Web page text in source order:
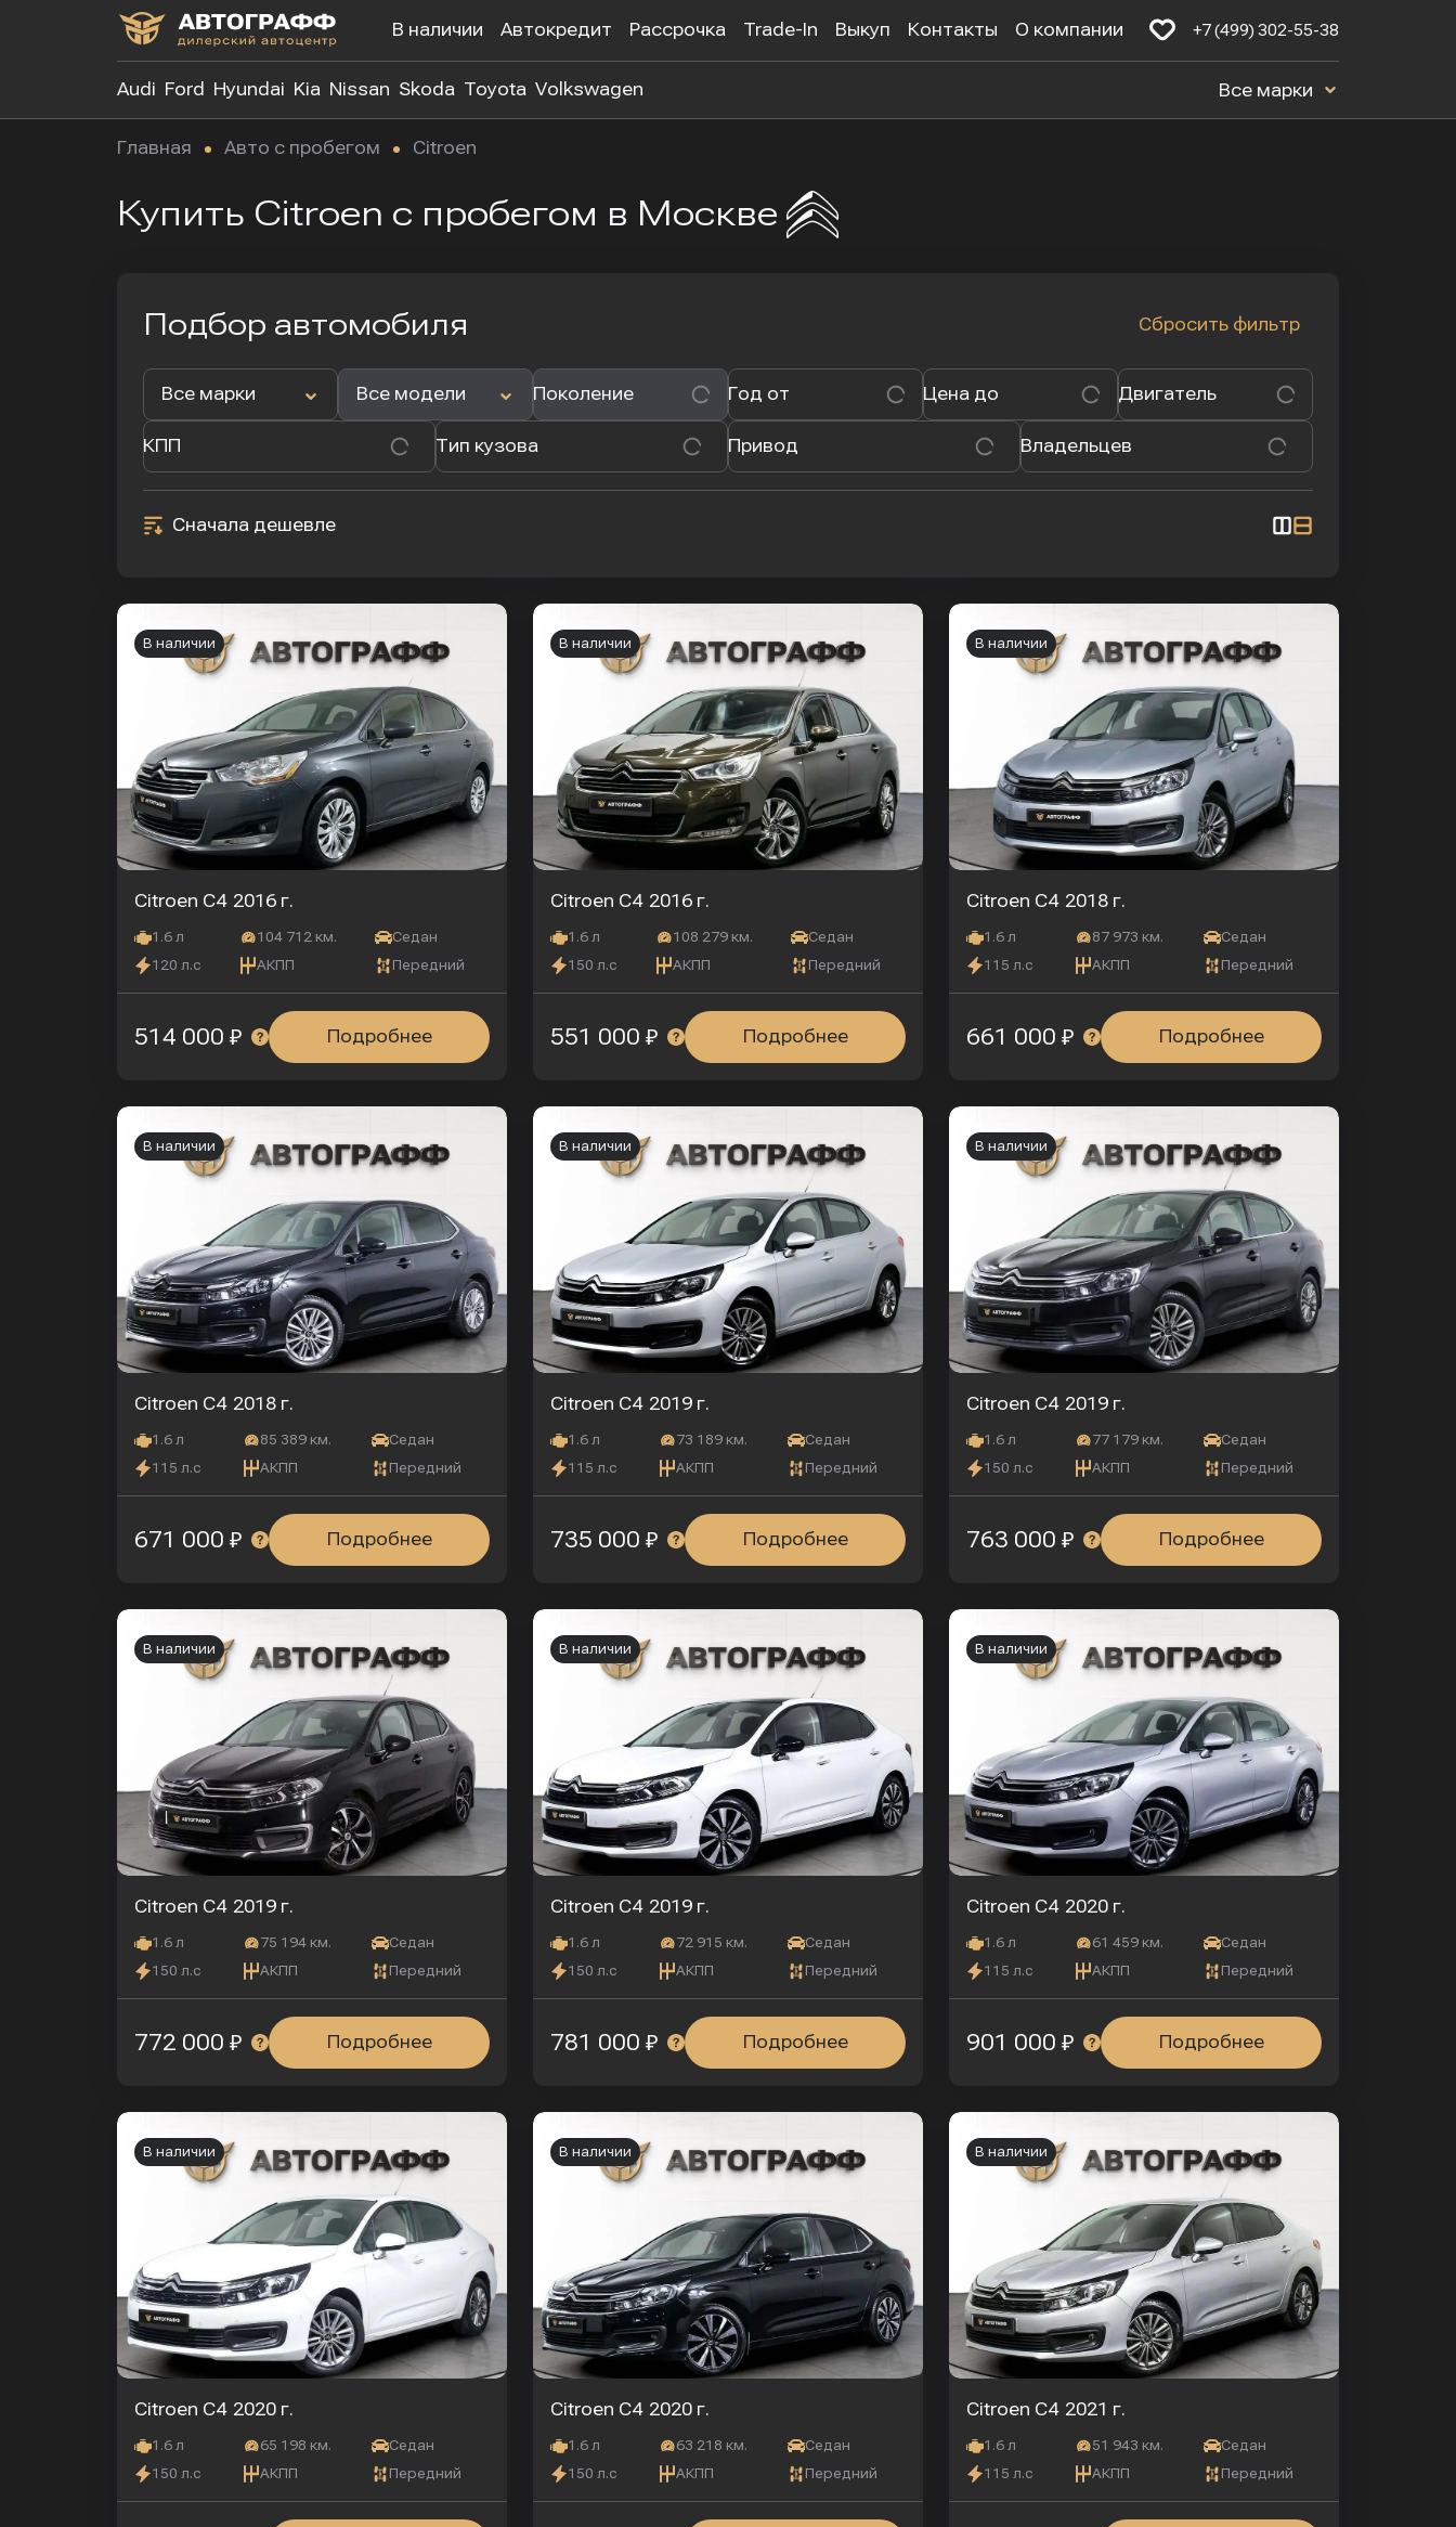
В наличии Автокредит Рассрочка Trade-In Выкуп Контакты О компании +7 (499) 302-55-38
Audi Ford Hyundai Kia Nissan Skoda Toyota Volkswagen Все марки
Главная Авто с пробегом Citroen
Купить Citroen с пробегом в Москве
Подбор автомобиля Сбросить фильтр
Все марки Все модели Поколение Год от Цена до Двигатель
КПП Тип кузова Привод Владельцев
Сначала дешевле
Citroen C4 2016 г.
1.6 л 104 712 км.
Седан
120 л.с
АКПП Передний
В наличии
Подробнее
514 000 ₽
Citroen C4 2016 г.
1.6 л 108 279 км.
Седан
150 л.с
АКПП Передний
В наличии
Подробнее
551 000 ₽
Citroen C4 2018 г.
1.6 л 87 973 км.
Седан
115 л.с
АКПП Передний
В наличии
Подробнее
661 000 ₽
Citroen C4 2018 г.
1.6 л 85 389 км.
Седан
115 л.с
АКПП Передний
В наличии
Подробнее
671 000 ₽
Citroen C4 2019 г.
1.6 л 73 189 км.
Седан
115 л.с
АКПП Передний
В наличии
Подробнее
735 000 ₽
Citroen C4 2019 г.
1.6 л 77 179 км.
Седан
150 л.с
АКПП Передний
В наличии
Подробнее
763 000 ₽
Citroen C4 2019 г.
1.6 л 75 194 км.
Седан
150 л.с
АКПП Передний
В наличии
Подробнее
772 000 ₽
Citroen C4 2019 г.
1.6 л 72 915 км.
Седан
150 л.с
АКПП Передний
В наличии
Подробнее
781 000 ₽
Citroen C4 2020 г.
1.6 л 61 459 км.
Седан
115 л.с
АКПП Передний
В наличии
Подробнее
901 000 ₽
Citroen C4 2020 г.
1.6 л 65 198 км.
Седан
150 л.с
АКПП Передний
В наличии
Citroen C4 2020 г.
1.6 л 63 218 км.
Седан
150 л.с
АКПП Передний
В наличии
Citroen C4 2021 г.
1.6 л 51 943 км.
Седан
115 л.с
АКПП Передний
В наличии